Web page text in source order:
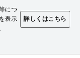
につ
表示
詳しくはこちら